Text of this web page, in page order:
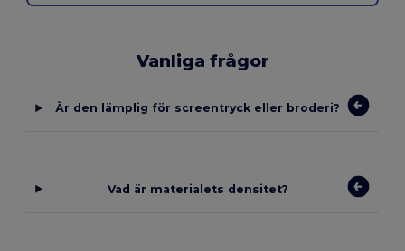
Vanliga frågor
Är den lämplig för screentryck eller broderi?
Vad är materialets densitet?